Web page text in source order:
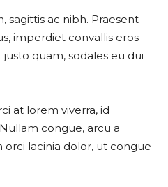
sagittis ac nibh. Praesent
imperdiet convallis eros
quam, sodales eu dui
at lorem viverra, id
congue, arcu a
lacinia dolor, ut congue